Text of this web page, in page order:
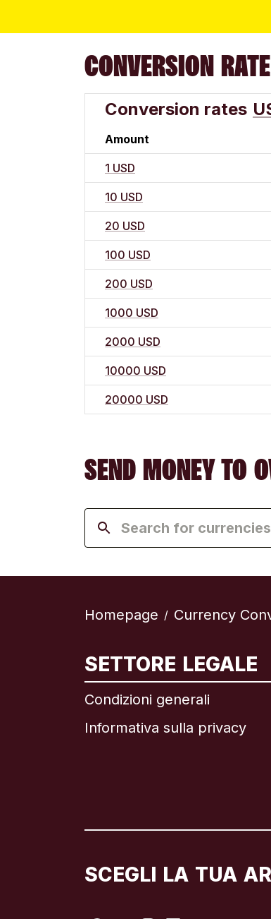
CONVERSION
Conversion rates
Amount
1 USD
10 USD
20 USD
100 USD
200 USD
1000 USD
2000 USD
10000 USD
20000 USD
SEND MONEY TO
Homepage / Currency
SETTORE LEGALE
Condizioni generali
Informativa sulla privacy
SCEGLI LA TUA